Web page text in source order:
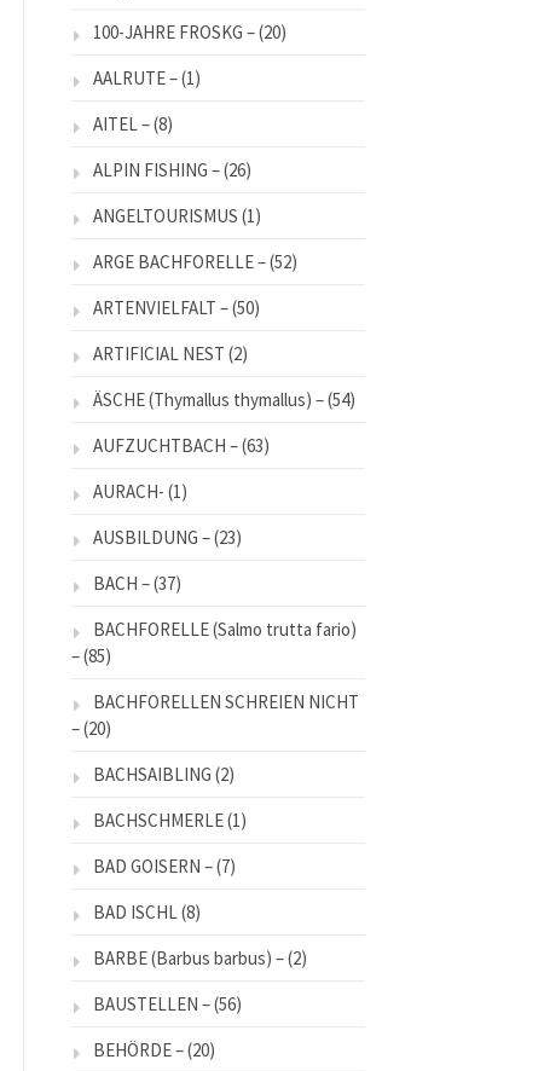
100-JAHRE FROSKG –(20)
AALRUTE –(1)
AITEL –(8)
ALPIN FISHING –(26)
ANGELTOURISMUS (1)
ARGE BACHFORELLE –(52)
ARTENVIELFALT –(50)
ARTIFICIAL NEST (2)
ÄSCHE (Thymallus thymallus) –(54)
AUFZUCHTBACH –(63)
AURACH- (1)
AUSBILDUNG –(23)
BACH –(37)
BACHFORELLE (Salmo trutta fario)
–(85)
BACHFORELLEN SCHREIEN NICHT
–(20)
BACHSAIBLING (2)
BACHSCHMERLE(1)
BAD GOISERN –(7)
BAD ISCHL(8)
BARBE (Barbus barbus) –(2)
BAUSTELLEN –(56)
BEHÖRDE –(20)